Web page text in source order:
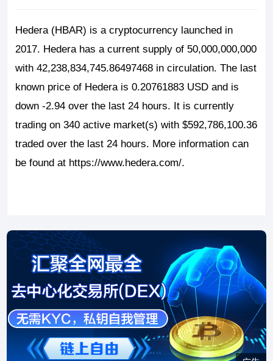
Hedera (HBAR) is a cryptocurrency launched in
2017. Hedera has a current supply of 50,000,000,000
with 42,238,834,745.86497468 in circulation. The last
known price of Hedera is 0.20761883 USD and is
down -2.94 over the last 24 hours. It is currently
trading on 340 active market(s) with $592,786,100.36
traded over the last 24 hours. More information can
be found at https://www.hedera.com/.